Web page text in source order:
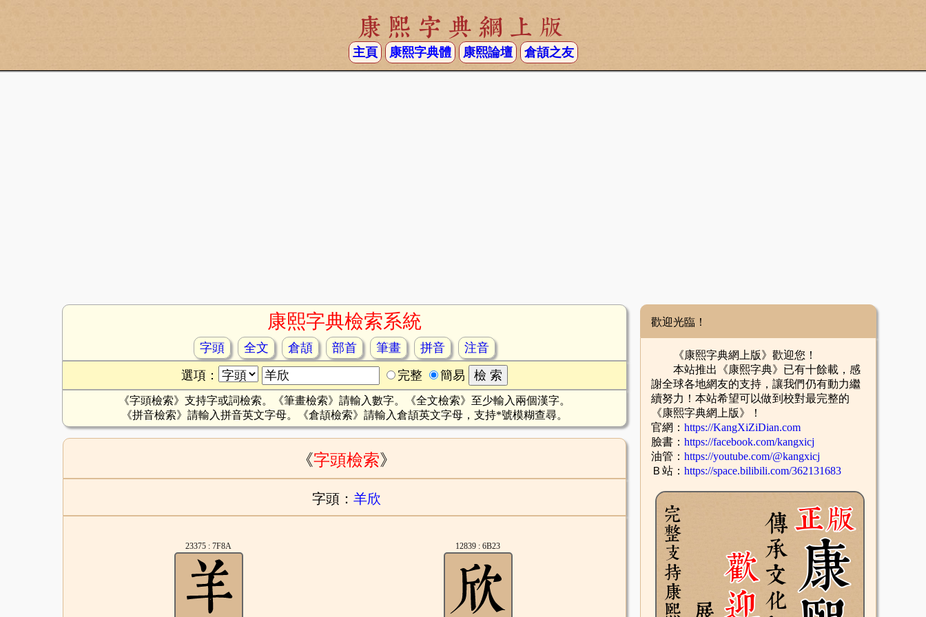
康熙字典網上版
主頁 康熙字典體 康熙論壇 倉頡之友
康熙字典檢索系統
字頭 全文 倉頡 部首 筆畫 拼音
注音
選項：
完整 簡易
《字頭檢索》支持字或詞檢索。《筆畫檢索》請輸入數字。《全文檢索》至少輸入兩個漢字。
《拼音檢索》請輸入拼音英文字母。《倉頡檢索》請輸入倉頡英文字母，支持*號模糊查尋。
《字頭檢索》
字頭： 羊欣
23375 : 7F8A 12839 : 6B23
歡迎光臨！
《康熙字典網上版》歡迎您！
本站推出《康熙字典》已有十餘載，感
謝全球各地網友的支持，讓我們仍有動力繼
續努力！本站希望可以做到校對最完整的
《康熙字典網上版》！
官網： https://KangXiZiDian.com
臉書： https://facebook.com/kangxicj
油管： https://youtube.com/@kangxicj
Ｂ站： https://space.bilibili.com/362131683